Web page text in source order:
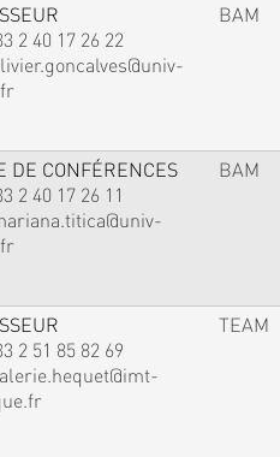
2 40 17 26 22
BAM
DE CONFÉRENCES
2 40 17 26 11
BAM
2 51 85 82 69
TEAM